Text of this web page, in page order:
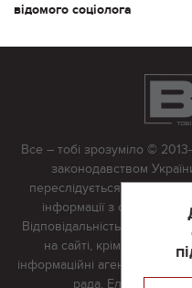
відомого соціолога
Все – тобі зрозуміло ©
законодавством
переслідується в
інформації з сайту
Відповідальність за
на сайті, крім
інформаційні агентства або
рада. Електронна